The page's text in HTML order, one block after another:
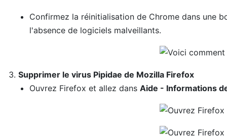
Confirmez la réinitialisation de Chrome dans une
l'absence de logiciels malveillants.
Supprimer le virus Pipidae de Mozilla Firefox
Ouvrez Firefox et allez dans Aide - Informations